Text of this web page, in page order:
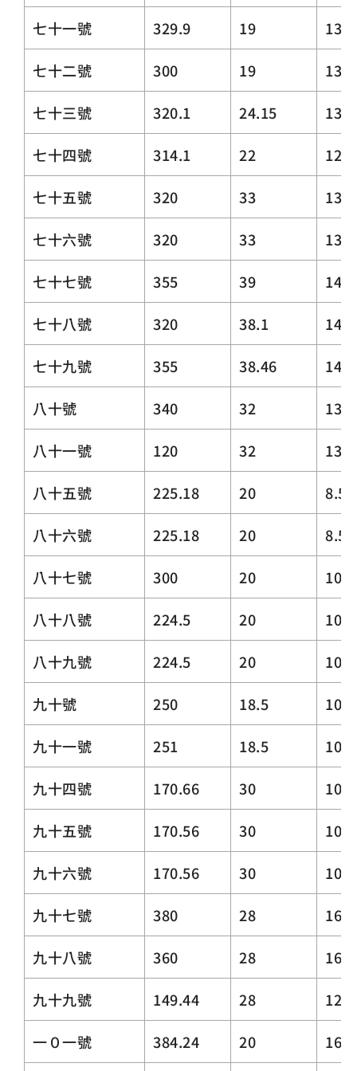
七十一號 329.9 19 13.5
七十二號 300 19 13.5
七十三號 320.1 24.15 13.5
七十四號 314.1 22 12.5
七十五號 320 33 13.5
七十六號 320 33 13.5
七十七號 355 39 14.5
七十八號 320 38.1 14.5
七十九號 355 38.46 14.5
八十號 340 32 13.5
八十一號 120 32 13.5
八十五號 225.18 20 8.5
八十六號 225.18 20 8.5
八十七號 300 20 10
八十八號 224.5 20 10
八十九號 224.5 20 10
九十號 250 18.5 10
九十一號 251 18.5
九十四號 170.66 30 10
九十五號 170.56 30 10
九十六號 170.56 30 10
九十七號 380 28 16
九十八號 360 28 16
九十九號 149.44 28
一０一號 384.24 20 16